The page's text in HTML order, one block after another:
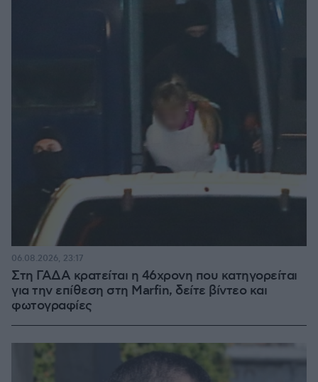
Στη ΓΑΔΑ κρατείται η 46χρονη που κατηγορείται
για την επίθεση στη Marfin, δείτε βίντεο και
φωτογραφίες
06.08.2026, 23:17